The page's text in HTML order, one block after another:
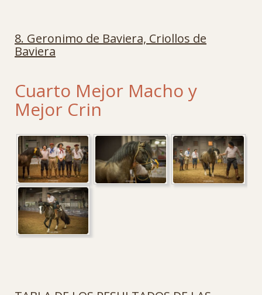
8. Geronimo de Baviera, Criollos de
Baviera
Cuarto Mejor Macho y
Mejor Crin